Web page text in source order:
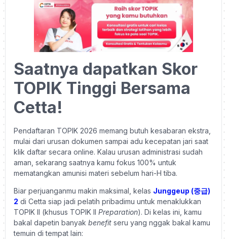
Saatnya dapatkan Skor
TOPIK Tinggi Bersama
Cetta!
Pendaftaran TOPIK 2026 memang butuh kesabaran ekstra,
mulai dari urusan dokumen sampai adu kecepatan jari saat
klik daftar secara online. Kalau urusan administrasi sudah
aman, sekarang saatnya kamu fokus 100% untuk
mematangkan amunisi materi sebelum hari-H tiba.
Biar perjuanganmu makin maksimal, kelas Junggeup (중급)
2 di Cetta siap jadi pelatih pribadimu untuk menaklukkan
TOPIK II (khusus TOPIK II Preparation). Di kelas ini, kamu
bakal dapetin banyak benefit seru yang nggak bakal kamu
temuin di tempat lain: